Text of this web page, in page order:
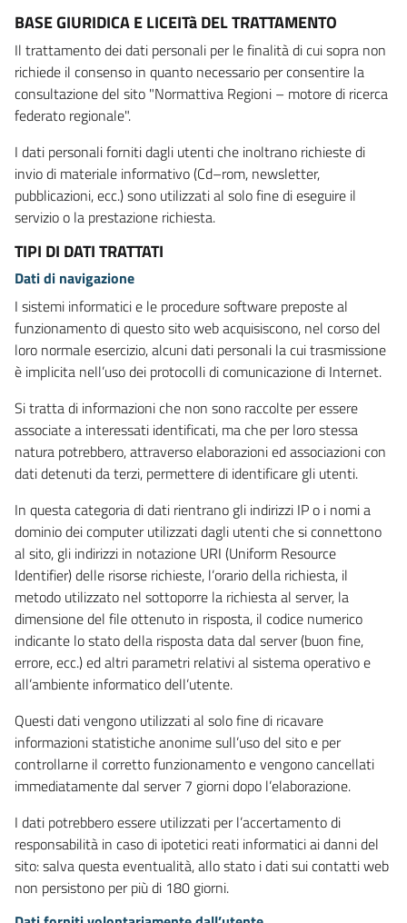
BASE GIURIDICA E LICEITà DEL TRATTAMENTO
Il trattamento dei dati personali per le finalità di cui sopra non
richiede il consenso in quanto necessario per consentire la
consultazione del sito "Normattiva Regioni – motore di ricerca
federato regionale".
I dati personali forniti dagli utenti che inoltrano richieste di
invio di materiale informativo (Cd–rom, newsletter,
pubblicazioni, ecc.) sono utilizzati al solo fine di eseguire il
servizio o la prestazione richiesta.
TIPI DI DATI TRATTATI
Dati di navigazione
I sistemi informatici e le procedure software preposte al
funzionamento di questo sito web acquisiscono, nel corso del
loro normale esercizio, alcuni dati personali la cui trasmissione
è implicita nell’uso dei protocolli di comunicazione di Internet.
Si tratta di informazioni che non sono raccolte per essere
associate a interessati identificati, ma che per loro stessa
natura potrebbero, attraverso elaborazioni ed associazioni con
dati detenuti da terzi, permettere di identificare gli utenti.
In questa categoria di dati rientrano gli indirizzi IP o i nomi a
dominio dei computer utilizzati dagli utenti che si connettono
al sito, gli indirizzi in notazione URI (Uniform Resource
Identifier) delle risorse richieste, l’orario della richiesta, il
metodo utilizzato nel sottoporre la richiesta al server, la
dimensione del file ottenuto in risposta, il codice numerico
indicante lo stato della risposta data dal server (buon fine,
errore, ecc.) ed altri parametri relativi al sistema operativo e
all’ambiente informatico dell’utente.
Questi dati vengono utilizzati al solo fine di ricavare
informazioni statistiche anonime sull’uso del sito e per
controllarne il corretto funzionamento e vengono cancellati
immediatamente dal server 7 giorni dopo l’elaborazione.
I dati potrebbero essere utilizzati per l’accertamento di
responsabilità in caso di ipotetici reati informatici ai danni del
sito: salva questa eventualità, allo stato i dati sui contatti web
non persistono per più di 180 giorni.